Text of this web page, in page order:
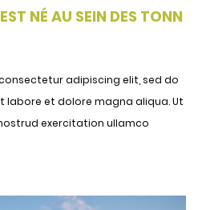
NÉ AU SEIN DES TONN
adipiscing elit, sed do
et dolore magna aliqua. Ut
exercitation ullamco